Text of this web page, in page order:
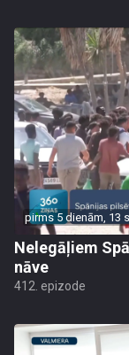
pirms 5 dienām, 13
Nelegāļiem
nāve
412. epizode